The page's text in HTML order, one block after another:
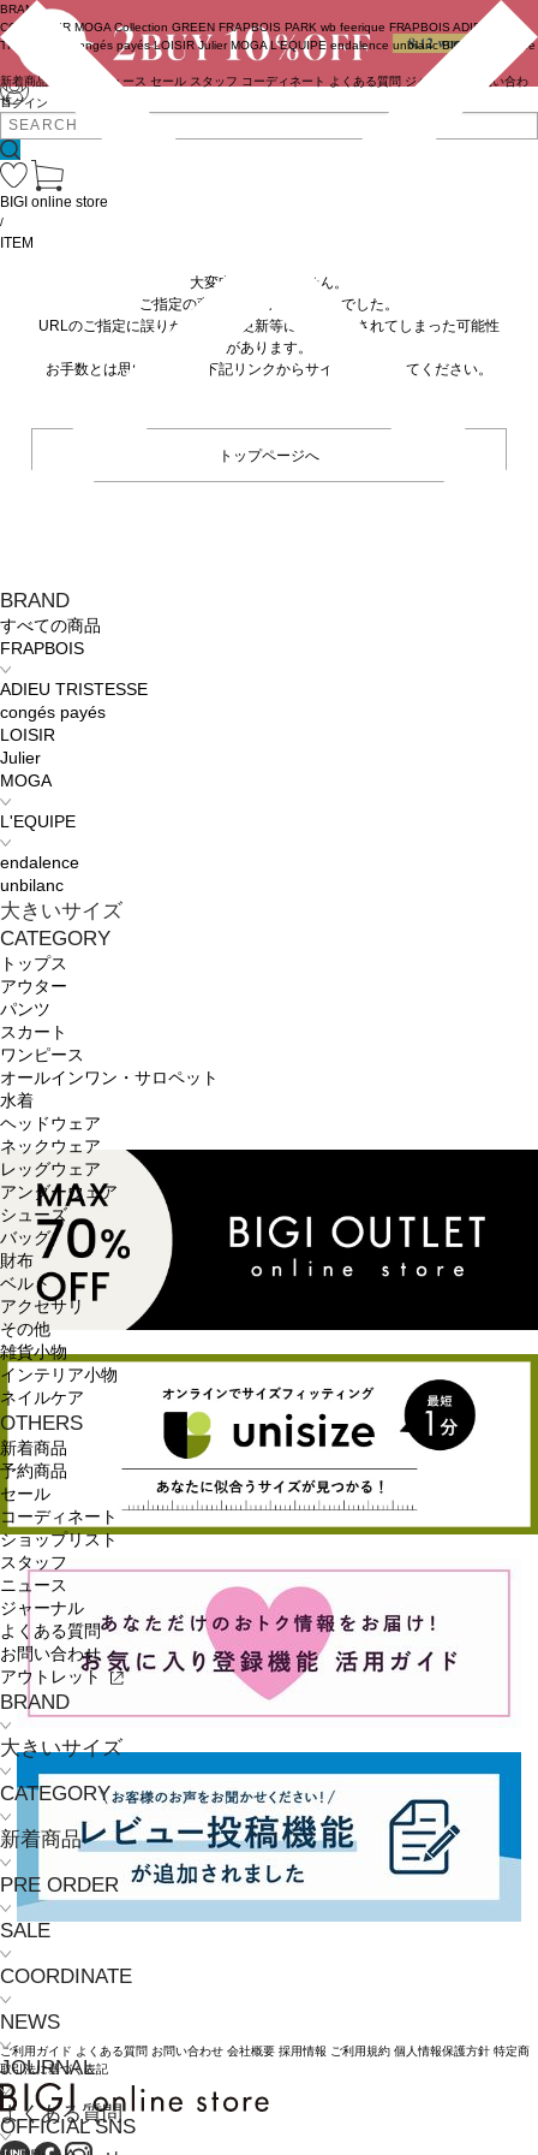
ログイン
BRAND
COUTURIER MOGA Collection GREEN FRAPBOIS PARK wb feerique FRAPBOIS ADIEU
TRISTESSE
congés payés LOISIR Julier MOGA L'EQUIPE endalence unbilanc BIGI online store
新着商品 ニュース セール スタッフ コーディネート よくある質問 ジャーナル
お問い合わ
せ
BRAND
すべての商品
FRAPBOIS
ADIEU TRISTESSE
congés payés
LOISIR
Julier
MOGA
L'EQUIPE
endalence
unbilanc
大きいサイズ
CATEGORY
トップス
アウター
パンツ
スカート
ワンピース
オールインワン・サロペット
水着
ヘッドウェア
ネックウェア
レッグウェア
アンダーウェア
シューズ
バッグ
財布
ベルト
アクセサリ
その他
雑貨小物
インテリア小物
ネイルケア
OTHERS
新着商品
予約商品
セール
コーディネート
ショップリスト
スタッフ
ニュース
ジャーナル
よくある質問
お問い合わせ
アウトレット
BRAND
大きいサイズ
CATEGORY
新着商品
PRE ORDER
SALE
COORDINATE
NEWS
JOURNAL
よくある質問
BIGI online store
/
ITEM
大変申し訳ありません。
ご指定の商品が見つかりませんでした。
URLのご指定に誤りがあるか、更新等に伴い削除されてしまった可能性
があります。
お手数とは思いますが、下記リンクからサイトへ移動してください。
トップページへ
ご利用ガイド よくある質問 お問い合わせ 会社概要 採用情報 ご利用規約 個人情報保護方針 特定商
取引法に基づく表記
OFFICIAL SNS